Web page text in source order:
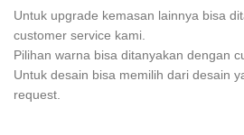
Untuk upgrade kemasan lainnya bisa
customer service kami.
Pilihan warna bisa ditanyakan dengan
Untuk desain bisa memilih dari desain
request.